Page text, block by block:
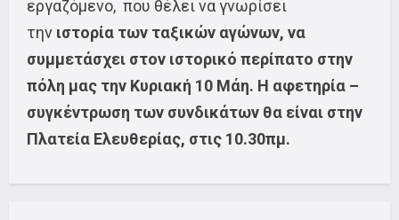
εργαζόμενο, που θέλει να γνωρίσει
την ιστορία των ταξικών αγώνων, να
συμμετάσχει στον ιστορικό περίπατο στην
πόλη μας την Κυριακή 10 Μάη. Η αφετηρία –
συγκέντρωση των συνδικάτων θα είναι στην
Πλατεία Ελευθερίας, στις 10.30πμ.